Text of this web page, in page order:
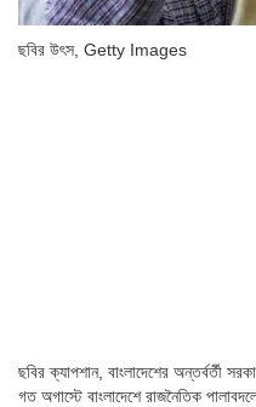
ছবির উৎস, Getty Images
ছবির ক্যাপশান, বাংলাদেশের অন্তর্বর্তী
গত অগাস্টে বাংলাদেশে রাজনৈতিক